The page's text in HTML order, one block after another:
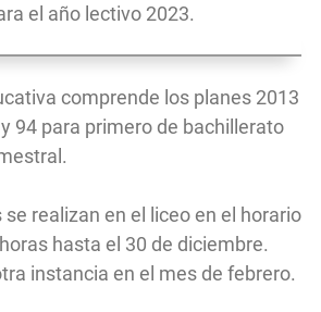
el año lectivo 2023.
comprende los planes 2013
94 para primero de bachillerato
realizan en el liceo en el horario
hasta el 30 de diciembre.
instancia en el mes de febrero.